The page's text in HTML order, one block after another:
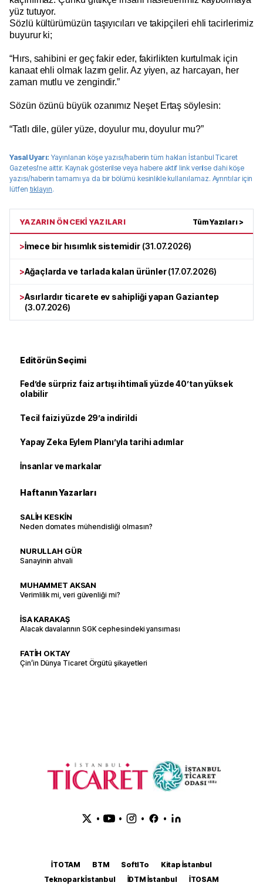
yüz tutuyor.
Sözlü kültürümüzün taşıyıcıları ve takipçileri ehli tacirlerimiz
buyurur ki;
“Hırs, sahibini er geç fakir eder, fakirlikten kurtulmak için
kanaat ehli olmak lazım gelir. Az yiyen, az harcayan, her
zaman mutlu ve zengindir.”
Sözün özünü büyük ozanımız Neşet Ertaş söylesin:
“Tatlı dile, güler yüze, doyulur mu, doyulur mu?”
Yasal Uyarı: Yayınlanan köşe yazısı/haberin tüm haklarıİstanbul Ticaret
Gazetesi'ne aittir. Kaynak gösterilse veya habere aktif link verilse dahi köşe
yazısı/haberin tamamı ya da bir bölümü kesinlikle kullanılamaz. Ayrıntılar için
lütfen tıklayın.
YAZARIN ÖNCEKİ YAZILARI Tüm Yazıları >
>İmece bir hısımlık sistemidir(31.07.2026)
>Ağaçlarda ve tarlada kalan ürünler(17.07.2026)
>Asırlardır ticarete ev sahipliği yapan Gaziantep
(3.07.2026)
Editörün Seçimi
Fed’de sürpriz faiz artışı ihtimali yüzde 40’tan yüksek
olabilir
Tecil faizi yüzde 29’a indirildi
Yapay Zeka Eylem Planı’yla tarihi adımlar
İnsanlar ve markalar
Haftanın Yazarları
SALİH KESKİN
Neden domates mühendisliği olmasın?
NURULLAH GÜR
Sanayinin ahvali
MUHAMMET AKSAN
Verimlilik mi, veri güvenliği mi?
İSA KARAKAŞ
Alacak davalarının SGK cephesindeki yansıması
FATİH OKTAY
Çin’in Dünya Ticaret Örgütü şikayetleri
• • • •
İTOTAM BTM SoftITo
Kitap İstanbul
Teknopark İstanbul
İDTM İstanbul
İTOSAM